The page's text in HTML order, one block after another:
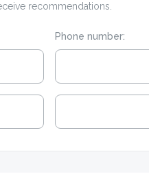
recommendations.
Phone number: